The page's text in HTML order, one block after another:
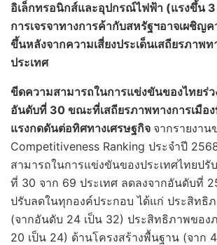
อิเล็กทรอนิกส์และอุปกรณ์ไฟฟ้า (แรงขึ้น 3
การเจรจาทางการค้ากับสหรัฐฯอาจเผชิญ
ขึ้นหลังจากความเสี่ยงประเด็นเสถียรภาพท
ประเทศ
ขีดความสามารถในการแข่งขันของไทยร่
อันดับที่ 30 ขณะที่เสถียรภาพทางการเมือ
แรงกดดันต่อทิศทางเศรษฐกิจ จากรายงาน
Competitiveness Ranking ประจำปี
สามารถในการแข่งขันของประเทศไทยปรั
ที่ 30 จาก 69 ประเทศ ลดลงจากอันดับที่
ปรับลดในทุกองค์ประกอบ ได้แก่ ประสิทธิ
(จากอันดับ 24 เป็น 32) ประสิทธิภาพของ
20 เป็น 24) ด้านโครงสร้างพื้นฐาน (จาก